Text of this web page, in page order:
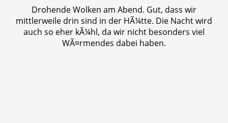
Drohende Wolken am Abend. Gut, dass wir
mittlerweile drin sind in der HÃ¼tte. Die Nacht wird
auch so eher kÃ¼hl, da wir nicht besonders viel
WÃ¤rmendes dabei haben.